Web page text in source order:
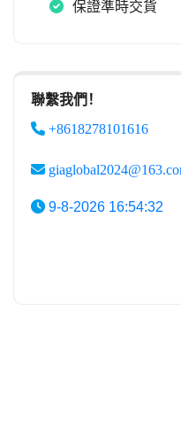
保證準時交貨
聯繫我們！
+8618278101616
9-8-2026 16:54:32